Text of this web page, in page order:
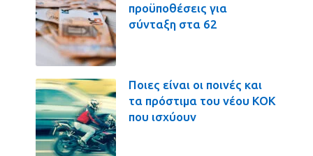
προϋποθέσεις για
σύνταξη στα 62
Ποιες είναι οι ποινές και
τα πρόστιμα του νέου ΚΟΚ
που ισχύουν